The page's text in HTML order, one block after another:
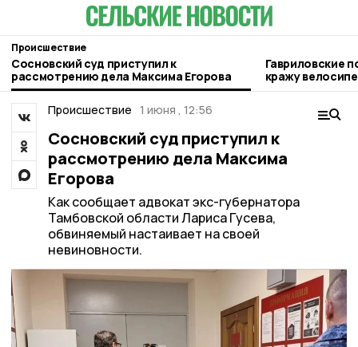
Происшествие
Сосновский суд приступил к
рассмотрению дела Максима Егорова
Гавриловские
кражу
Происшествие 1 июня , 12:56
Сосновский суд приступил к
рассмотрению дела Максима
Егорова
Как сообщает адвокат экс-губернатора
Тамбовской области Лариса Гусева,
обвиняемый настаивает на своей
невиновности.